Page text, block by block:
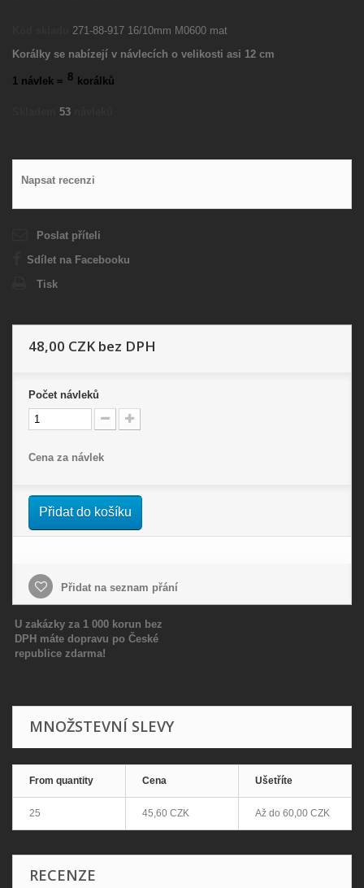
271-88-917 16/10mm M0600 mat
Korálky se nabízejí v návlecích o velikosti asi 12 cm
1 návlek = 8 korálků
53
Napsat recenzi
Poslat příteli
Sdílet na Facebooku
Tisk
48,00 CZK bez DPH
Počet návleků
Cena za návlek
Přidat do košíku
Přidat na seznam přání
U zakázky za 1 000 korun bez
DPH máte dopravu po České
republice zdarma!
MNOŽSTEVNÍ SLEVY
From quantity Cena Ušetříte
25 45,60 CZK Až do 60,00 CZK
RECENZE